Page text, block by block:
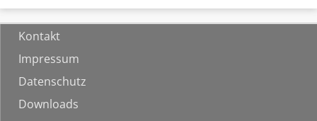
Kontakt
Impressum
Datenschutz
Downloads